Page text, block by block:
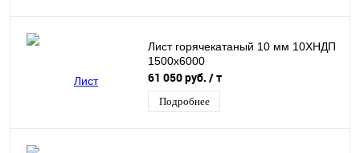
Лист горячекатаный 10 мм 10ХНДП
1500х6000
61 050 руб. / т
Подробнее